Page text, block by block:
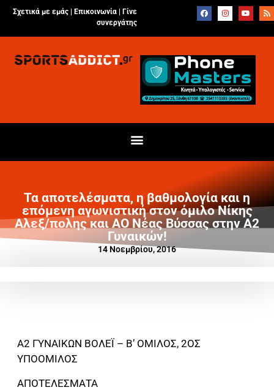
Σχετικά με εμάς | Επικοινωνία
Γίνε
συνεργάτης
Τα αποτελέσματα, η βαθμολογία και η
επόμενη αγωνιστική στον όμιλο Νίκης
Αλεξ/πολης και ΑΟ Νέας Βύσσας στην Α2
Γυναικών!
14 Νοεμβρίου, 2016
Α2 ΓΥΝΑΙΚΩΝ ΒΟΛΕΪ – Β’ ΟΜΙΛΟΣ, 2ΟΣ
ΥΠΟΟΜΙΛΟΣ
ΑΠΟΤΕΛΕΣΜΑΤΑ